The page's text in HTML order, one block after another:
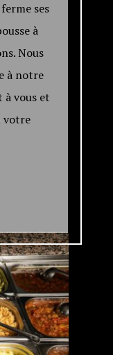
ses
à
Nous
à notre
à vous et
votre